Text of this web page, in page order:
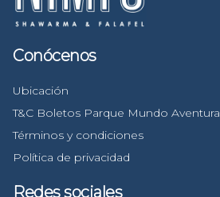
Conócenos
Ubicación
T&C Boletos Parque Mundo Aventura
Términos y condiciones
Política de privacidad
Redes sociales